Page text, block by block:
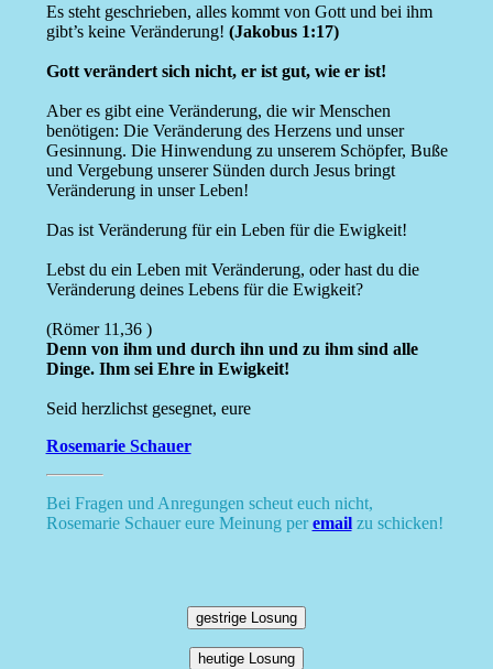
Es steht geschrieben, alles kommt von Gott und bei ihm
gibt’s keine Veränderung! (Jakobus 1:17)
Gott verändert sich nicht, er ist gut, wie er ist!
Aber es gibt eine Veränderung, die wir Menschen
benötigen: Die Veränderung des Herzens und unser
Gesinnung. Die Hinwendung zu unserem Schöpfer, Buße
und Vergebung unserer Sünden durch Jesus bringt
Veränderung in unser Leben!
Das ist Veränderung für ein Leben für die Ewigkeit!
Lebst du ein Leben mit Veränderung, oder hast du die
Veränderung deines Lebens für die Ewigkeit?
(Römer 11,36 )
Denn von ihm und durch ihn und zu ihm sind alle
Dinge. Ihm sei Ehre in Ewigkeit!
Seid herzlichst gesegnet, eure
Rosemarie Schauer
Bei Fragen und Anregungen scheut euch nicht,
Rosemarie Schauer eure Meinung peremailzu schicken!
gestrige Losung
heutige Losung